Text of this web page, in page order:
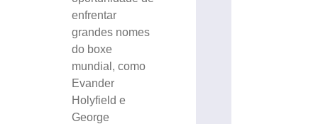
enfrentar
grandes nomes
do boxe
mundial, como
Evander
Holyfield e
George